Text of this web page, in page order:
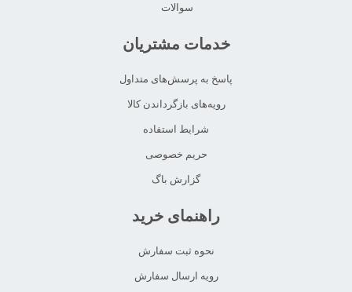
سوالات
خدمات مشتریان
پاسخ به پرسش‌های متداول
رویه‌های بازگرداندن کالا
شرایط استفاده
حریم خصوصی
گزارش باگ
راهنمای خرید
نحوه ثبت سفارش
رویه ارسال سفارش